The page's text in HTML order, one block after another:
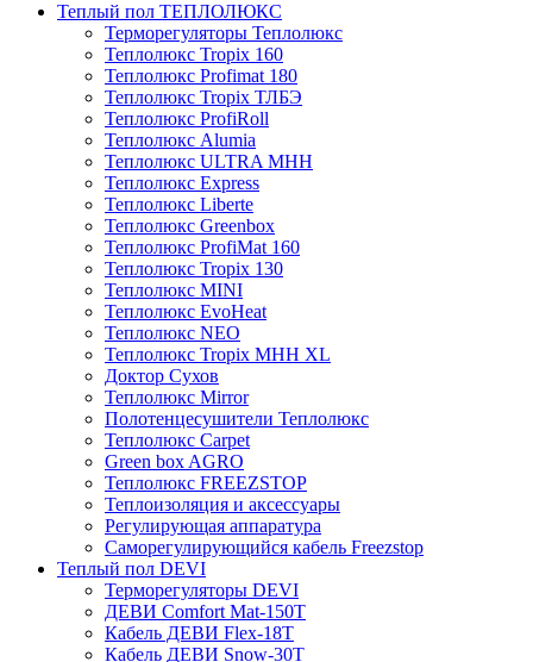
Теплый пол ТЕПЛОЛЮКС
Терморегуляторы Теплолюкс
Теплолюкс Tropix 160
Теплолюкс Profimat 180
Теплолюкс Tropix ТЛБЭ
Теплолюкс ProfiRoll
Теплолюкс Alumia
Теплолюкс ULTRA МНН
Теплолюкс Express
Теплолюкс Liberte
Теплолюкс Greenbox
Теплолюкс ProfiMat 160
Теплолюкс Tropix 130
Теплолюкс MINI
Теплолюкс EvoHeat
Теплолюкс NEO
Теплолюкс Tropix МНН XL
Доктор Сухов
Теплолюкс Mirror
Полотенцесушители Теплолюкс
Теплолюкс Carpet
Green box AGRO
Теплолюкс FREEZSTOP
Теплоизоляция и аксессуары
Регулирующая аппаратура
Cаморегулирующийся кабель Freezstop
Теплый пол DEVI
Терморегуляторы DEVI
ДЕВИ Comfort Mat-150T
Кабель ДЕВИ Flex-18T
Кабель ДЕВИ Snow-30T